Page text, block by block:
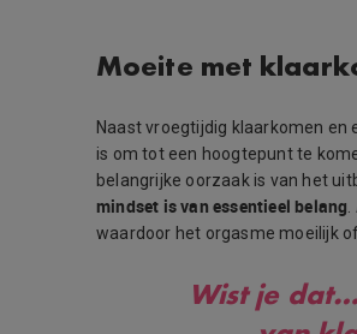
Moeite met
Naast vroegtijdig klaarkomen
is om tot een hoogtepunt te
belangrijke oorzaak is van het
mindset is van essentieel belang
waardoor het orgasme moeilijk
Wist je dat…